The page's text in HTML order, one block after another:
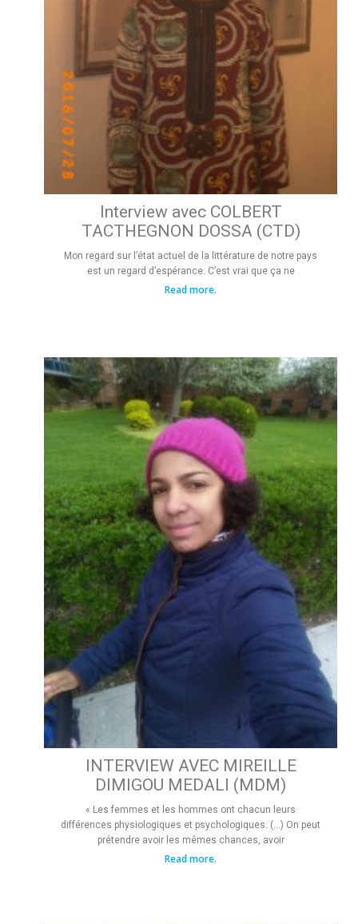
Interview avec COLBERT
TACTHEGNON DOSSA (CTD)
Mon regard sur l’état actuel de la littérature de notre pays
est un regard d’espérance. C’est vrai que ça ne
Read more.
INTERVIEW AVEC MIREILLE
DIMIGOU MEDALI (MDM)
« Les femmes et les hommes ont chacun leurs
différences physiologiques et psychologiques. (…) On peut
prétendre avoir les mêmes chances, avoir
Read more.